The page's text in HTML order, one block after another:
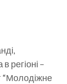
регіоні –
“Молодіжне